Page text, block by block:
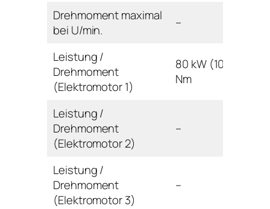
Drehmoment maximal
bei U/min.
–
Leistung /
Drehmoment
(Elektromotor 1)
80 kW (109 PS) / –
Nm
Leistung /
Drehmoment
(Elektromotor 2)
–
Leistung /
Drehmoment
(Elektromotor 3)
–